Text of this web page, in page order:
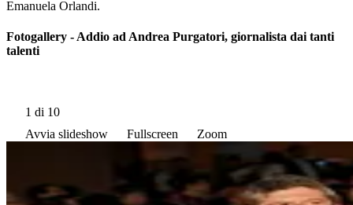
Emanuela Orlandi.
Fotogallery - Addio ad Andrea Purgatori, giornalista dai tanti
talenti
1 di 10
Avvia slideshow
Fullscreen Zoom